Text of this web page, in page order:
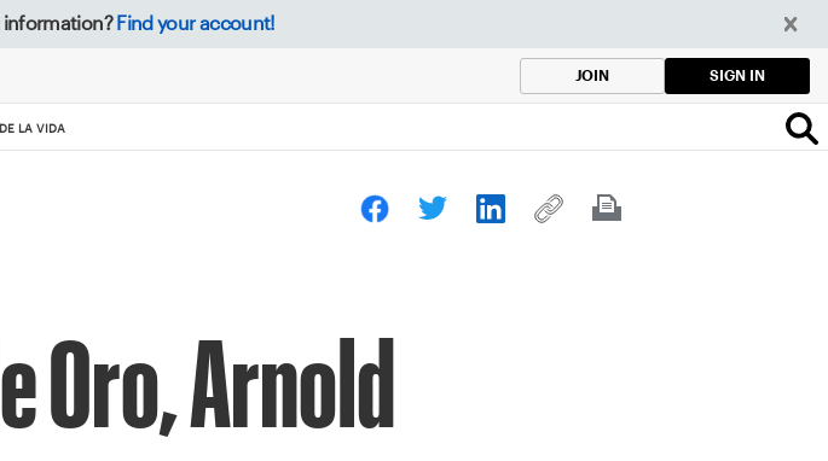
information? Find your account!
JOIN SIGN IN
LA VIDA
Oro, Arnold